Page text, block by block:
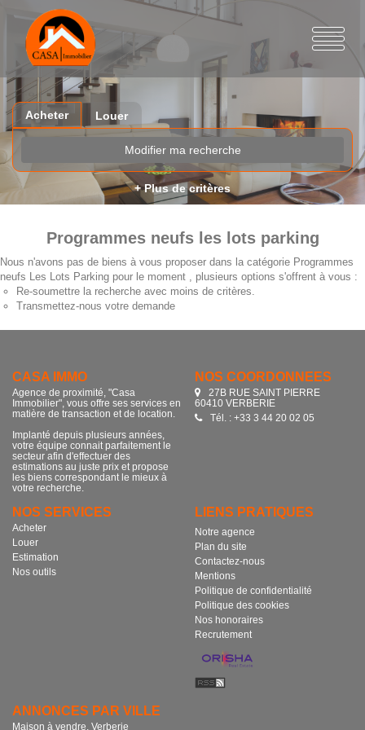
Acheter Louer
Modifier ma recherche
+ Plus de critères
Programmes neufs les lots parking
Nous n'avons pas de biens à vous proposer dans la catégorie Programmes
neufs Les Lots Parking pour le moment , plusieurs options s'offrent à vous :
Re-soumettre la recherche avec moins de critères.
Transmettez-nous votre demande
CASA IMMO
Agence de proximité, "Casa
Immobilier", vous offre ses services en
matière de transaction et de location.
Implanté depuis plusieurs années,
votre équipe connait parfaitement le
secteur afin d'effectuer des
estimations au juste prix et propose
les biens correspondant le mieux à
votre recherche.
NOS COORDONNÉES
27B RUE SAINT PIERRE
60410 VERBERIE
Tél. : +33 3 44 20 02 05
NOS SERVICES
Acheter
Louer
Estimation
Nos outils
LIENS PRATIQUES
Notre agence
Plan du site
Contactez-nous
Mentions
Politique de confidentialité
Politique des cookies
Nos honoraires
Recrutement
ANNONCES PAR VILLE
Maison à vendre, Verberie